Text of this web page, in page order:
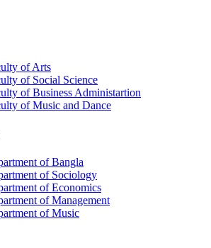
of Arts
of Social Science
of Business Administartion
of Music and Dance
of Bangla
of Sociology
of Economics
of Management
of Music